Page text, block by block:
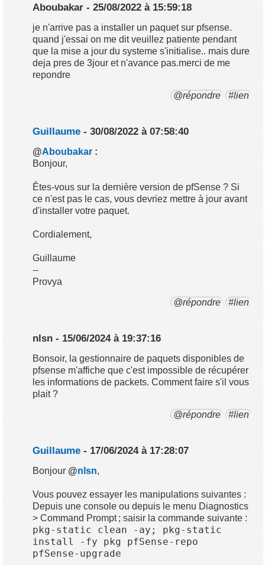
Aboubakar - 25/08/2022 à 15:59:18
je n'arrive pas a installer un paquet sur pfsense.
quand j'essai on me dit veuillez patiente pendant
que la mise a jour du systeme s'initialise.. mais dure
deja pres de 3jour et n'avance pas.merci de me
repondre
@répondre #lien
Guillaume - 30/08/2022 à 07:58:40
@Aboubakar :
Bonjour,
Êtes-vous sur la dernière version de pfSense ? Si
ce n'est pas le cas, vous devriez mettre à jour avant
d'installer votre paquet.
Cordialement,
Guillaume
--
Provya
@répondre #lien
nlsn - 15/06/2024 à 19:37:16
Bonsoir, la gestionnaire de paquets disponibles de
pfsense m'affiche que c'est impossible de récupérer
les informations de packets. Comment faire s'il vous
plait ?
@répondre #lien
Guillaume - 17/06/2024 à 17:28:07
Bonjour @nlsn,
Vous pouvez essayer les manipulations suivantes :
Depuis une console ou depuis le menu Diagnostics
> Command Prompt ; saisir la commande suivante :
pkg-static clean -ay; pkg-static
install -fy pkg pfSense-repo
pfSense-upgrade